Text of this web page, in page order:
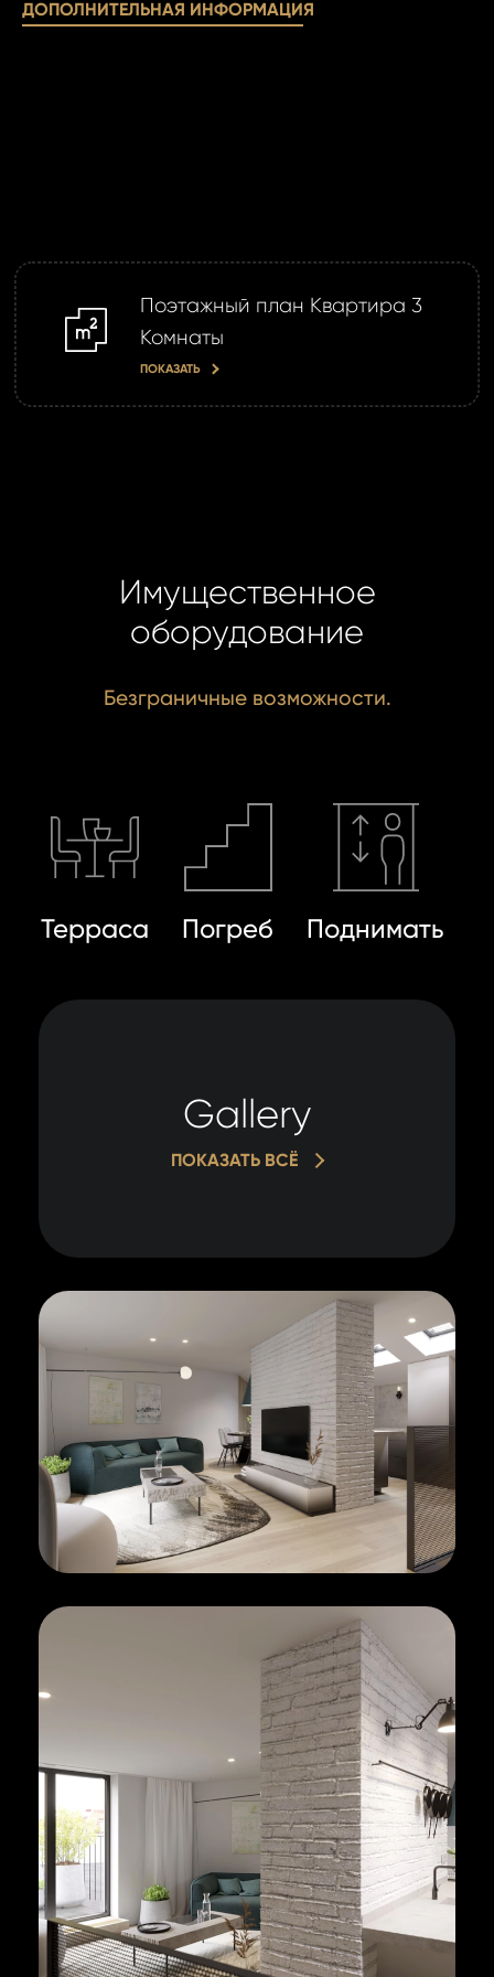
ДОПОЛНИТЕЛЬНАЯ ИНФОРМАЦИЯ
Поэтажный план Квартира 3
Комнаты
ПОКАЗАТЬ
Имущественное
оборудование
Безграничные возможности.
Терраса Погреб Поднимать
Gallery
ПОКАЗАТЬ ВСЁ